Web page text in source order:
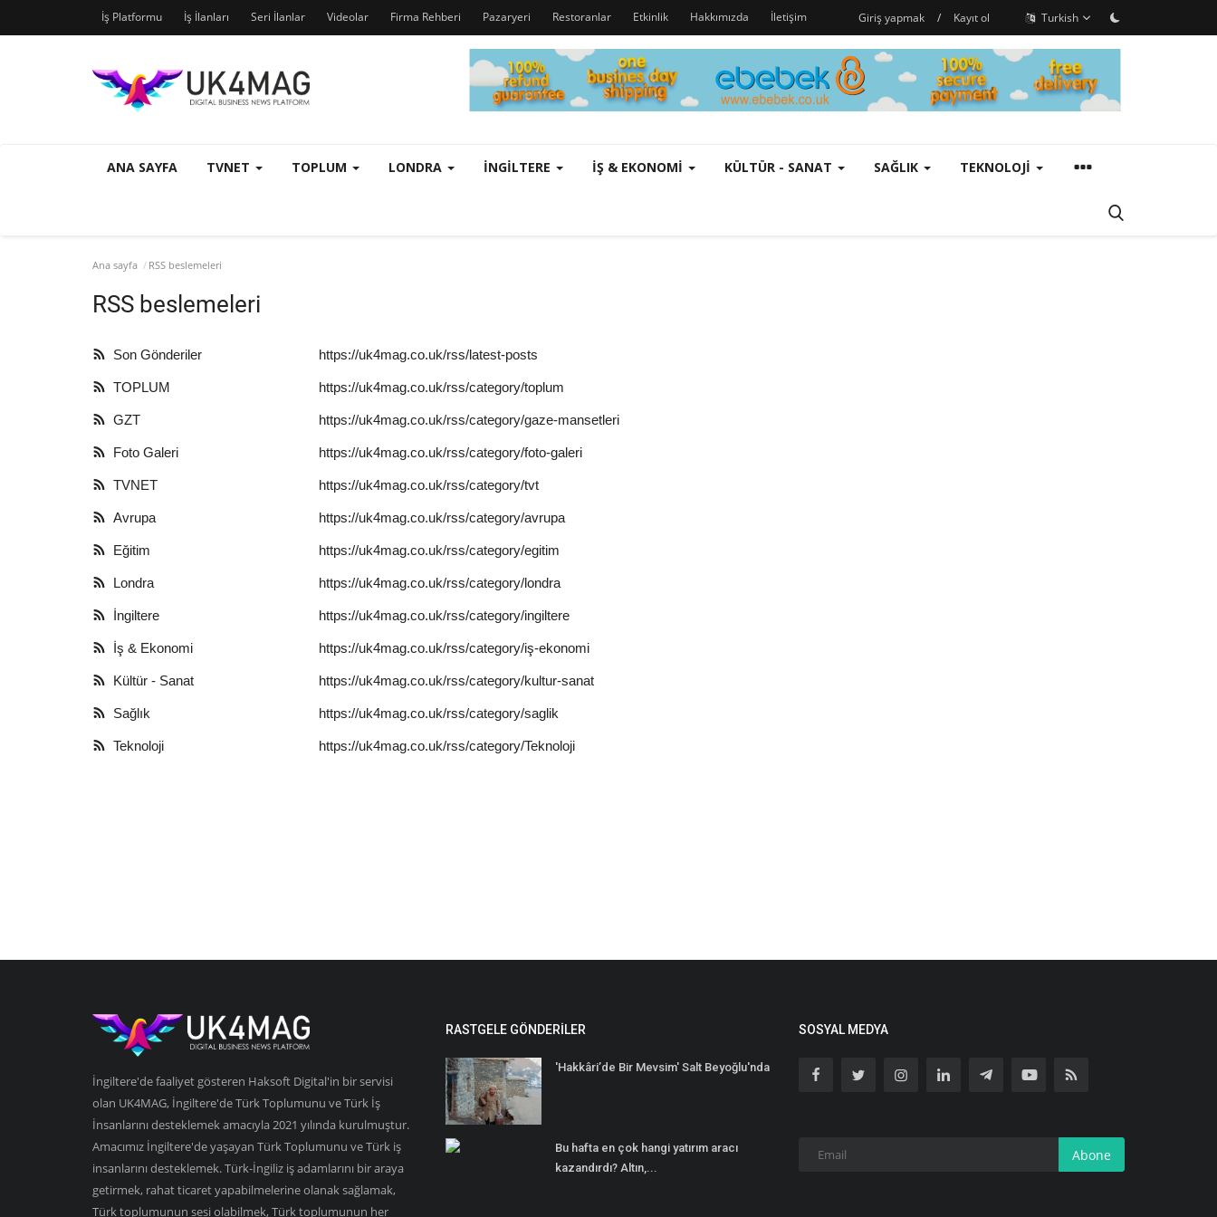
İş Platformu İş İlanları Seri İlanlar Videolar Firma Rehberi Pazaryeri Restoranlar Etkinlik Hakkımızda İletişim Giriş yapmak / Kayıt ol Turkish
ANA SAYFA TVNET TOPLUM LONDRA İNGILTERE İŞ & EKONOMI KÜLTÜR - SANAT SAĞLIK TEKNOLOJI
Ana sayfa RSS beslemeleri
RSS beslemeleri
Son Gönderiler https://uk4mag.co.uk/rss/latest-posts
TOPLUM https://uk4mag.co.uk/rss/category/toplum
GZT https://uk4mag.co.uk/rss/category/gaze-mansetleri
Foto Galeri https://uk4mag.co.uk/rss/category/foto-galeri
TVNET https://uk4mag.co.uk/rss/category/tvt
Avrupa https://uk4mag.co.uk/rss/category/avrupa
Eğitim https://uk4mag.co.uk/rss/category/egitim
Londra https://uk4mag.co.uk/rss/category/londra
İngiltere https://uk4mag.co.uk/rss/category/ingiltere
İş & Ekonomi https://uk4mag.co.uk/rss/category/iş-ekonomi
Kültür - Sanat https://uk4mag.co.uk/rss/category/kultur-sanat
Sağlık https://uk4mag.co.uk/rss/category/saglik
Teknoloji https://uk4mag.co.uk/rss/category/Teknoloji
İngiltere'de faaliyet gösteren Haksoft Digital'in bir servisi
olan UK4MAG, İngiltere'de Türk Toplumunu ve Türk İş
İnsanlarını desteklemek amacıyla 2021 yılında kurulmuştur.
Amacımız İngiltere'de yaşayan Türk Toplumunu ve Türk iş
insanlarını desteklemek. Türk-İngiliz iş adamlarını bir araya
getirmek, rahat ticaret yapabilmelerine olanak sağlamak,
Türk toplumunun sesi olabilmek, Türk toplumunun her
RASTGELE GÖNDERILER
'Hakkâri’de Bir Mevsim' Salt Beyoğlu'nda
Bu hafta en çok hangi yatırım aracı
kazandırdı? Altın,...
SOSYAL MEDYA
Abone